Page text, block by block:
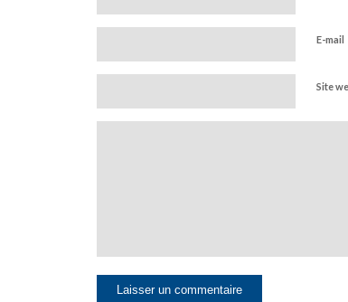
E-mail
Site